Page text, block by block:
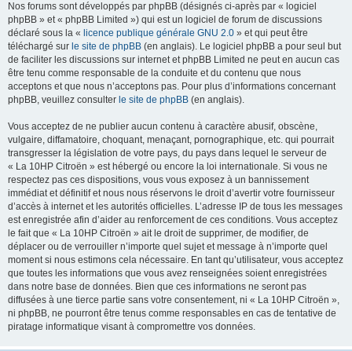
Nos forums sont développés par phpBB (désignés ci-après par « logiciel
phpBB » et « phpBB Limited ») qui est un logiciel de forum de discussions
déclaré sous la « licence publique générale GNU 2.0 » et qui peut être
téléchargé sur le site de phpBB (en anglais). Le logiciel phpBB a pour seul but
de faciliter les discussions sur internet et phpBB Limited ne peut en aucun cas
être tenu comme responsable de la conduite et du contenu que nous
acceptons et que nous n’acceptons pas. Pour plus d’informations concernant
phpBB, veuillez consulter le site de phpBB (en anglais).
Vous acceptez de ne publier aucun contenu à caractère abusif, obscène,
vulgaire, diffamatoire, choquant, menaçant, pornographique, etc. qui pourrait
transgresser la législation de votre pays, du pays dans lequel le serveur de
« La 10HP Citroën » est hébergé ou encore la loi internationale. Si vous ne
respectez pas ces dispositions, vous vous exposez à un bannissement
immédiat et définitif et nous nous réservons le droit d’avertir votre fournisseur
d’accès à internet et les autorités officielles. L’adresse IP de tous les messages
est enregistrée afin d’aider au renforcement de ces conditions. Vous acceptez
le fait que « La 10HP Citroën » ait le droit de supprimer, de modifier, de
déplacer ou de verrouiller n’importe quel sujet et message à n’importe quel
moment si nous estimons cela nécessaire. En tant qu’utilisateur, vous acceptez
que toutes les informations que vous avez renseignées soient enregistrées
dans notre base de données. Bien que ces informations ne seront pas
diffusées à une tierce partie sans votre consentement, ni « La 10HP Citroën »,
ni phpBB, ne pourront être tenus comme responsables en cas de tentative de
piratage informatique visant à compromettre vos données.